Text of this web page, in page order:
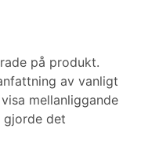
på produkt.
av vanligt
mellanliggande
gjorde det